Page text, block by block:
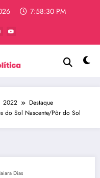
7:58:30 PM
2022
Destaque
do Sol Nascente/Pôr do Sol
Dias